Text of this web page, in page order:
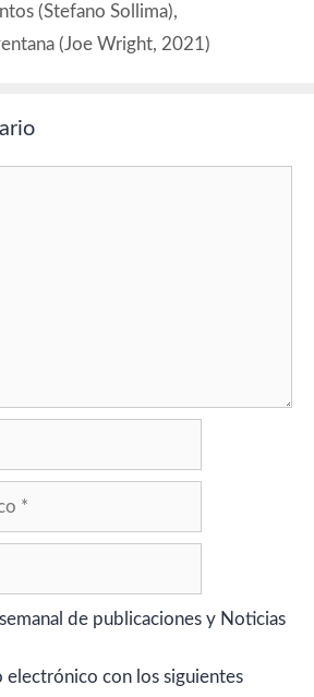
(Stefano Sollima),
(Joe Wright, 2021)
de publicaciones y Noticias
electrónico con los siguientes